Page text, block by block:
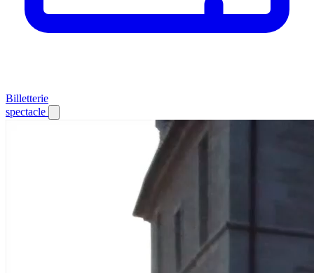
Billetterie
spectacle